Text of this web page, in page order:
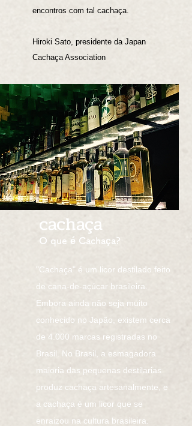
encontros com tal cachaça.
Hiroki Sato, presidente da Japan
Cachaça Association
cachaça
O que é Cachaça?
"Cachaça" é um licor destilado feito
de cana-de-açúcar brasileira.
Embora ainda não seja muito
conhecido no Japão, existem cerca
de 4.000 marcas registradas no
Brasil. No Brasil, a esmagadora
maioria das pequenas destilarias
produz cachaça artesanalmente, e
a cachaça é um licor que se
enraizou na cultura brasileira.